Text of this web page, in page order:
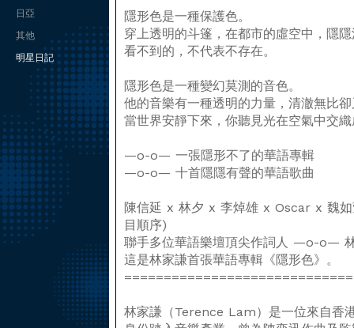
日亞
其他
明星日記
隱形色是一種保護色。
穿上透明的斗篷，在都市的虛空中，隱
看不到的，不代表不存在。
隱形色是一種變幻莫測的音色。
他的音樂有一種透明的力量，清澈無比
當世界安靜下來，你聽見光在空氣中交
—o-o— 一張隱形不了的華語專輯
—o-o— 十首隱隱有聲的華語歌曲
陳信延 x 林夕 x 李焯雄 x Oscar x 魏
目順序)
聯手多位華語樂壇頂尖作詞人 —o-o—
這是林家謙首張華語專輯《隱形色》。
林家謙（Terence Lam）是一位來自香